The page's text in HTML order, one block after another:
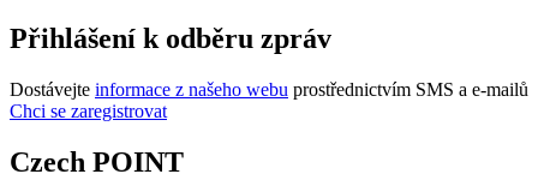
Přihlášení k odběru zpráv
Dostávejte informace z našeho webu prostřednictvím SMS a e-mailů
Chci se zaregistrovat
Czech POINT